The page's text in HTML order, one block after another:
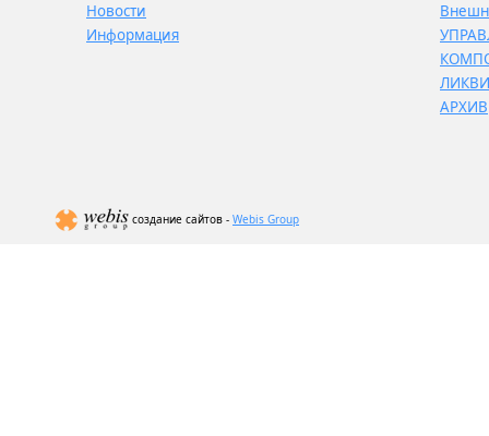
Новости
Информация
АРХИВ
создание сайтов - Webis Group